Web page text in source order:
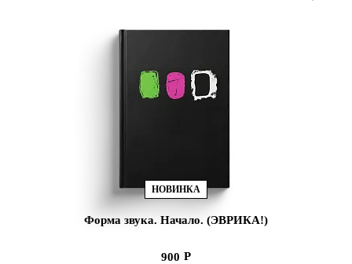
НОВИНКА
Форма звука. Начало. (ЭВРИКА!)
900